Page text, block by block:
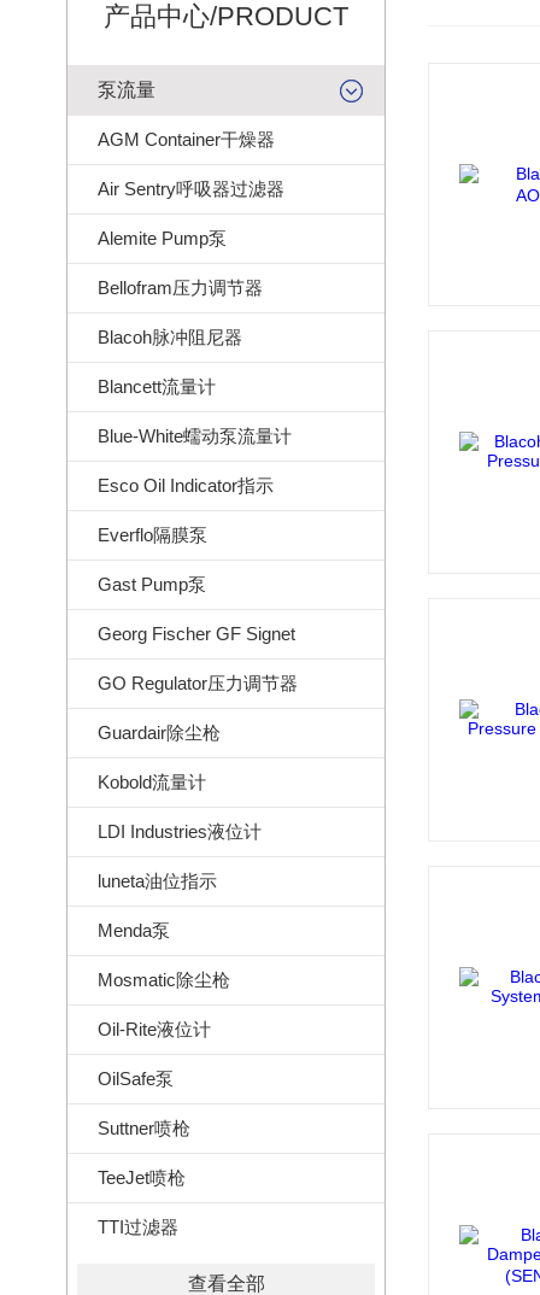
产品中心/PRODUCT
泵流量
AGM Container干燥器
Air Sentry呼吸器过滤器
Alemite Pump泵
Bellofram压力调节器
Blacoh脉冲阻尼器
Blancett流量计
Blue-White蠕动泵流量计
Esco Oil Indicator指示
Everflo隔膜泵
Gast Pump泵
Georg Fischer GF Signet
GO Regulator压力调节器
Guardair除尘枪
Kobold流量计
LDI Industries液位计
luneta油位指示
Menda泵
Mosmatic除尘枪
Oil-Rite液位计
OilSafe泵
Suttner喷枪
TeeJet喷枪
TTI过滤器
查看全部